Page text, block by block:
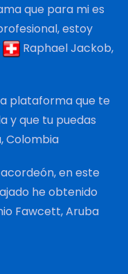
que para mi es
estoy
Raphael Jackob,
plataforma que te
y que tu puedas
Colombia
en este
he obtenido
Fawcett, Aruba